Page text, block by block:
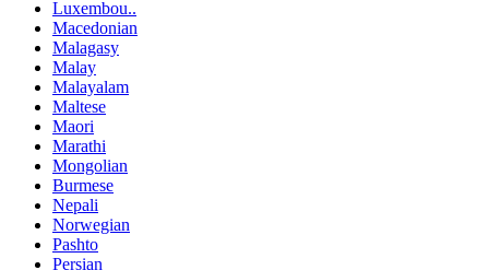
Luxembou..
Macedonian
Malagasy
Malay
Malayalam
Maltese
Maori
Marathi
Mongolian
Burmese
Nepali
Norwegian
Pashto
Persian